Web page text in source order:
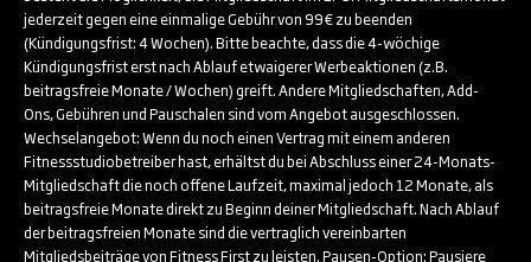
jederzeit gegen eine einmalige Gebühr von 99€ zu beenden
(Kündigungsfrist: 4 Wochen). Bitte beachte, dass die 4-wöchige
Kündigungsfrist erst nach Ablauf etwaigerer Werbeaktionen (z.B.
beitragsfreie Monate / Wochen) greift. Andere Mitgliedschaften, Add-
Ons, Gebühren und Pauschalen sind vom Angebot ausgeschlossen.
Wechselangebot: Wenn du noch einen Vertrag mit einem anderen
Fitnessstudiobetreiber hast, erhältst du bei Abschluss einer 24-Monats-
Mitgliedschaft die noch offene Laufzeit, maximal jedoch 12 Monate, als
beitragsfreie Monate direkt zu Beginn deiner Mitgliedschaft. Nach Ablauf
der beitragsfreien Monate sind die vertraglich vereinbarten
Mitgliedsbeiträge von Fitness First zu leisten. Pausen-Option: Pausiere